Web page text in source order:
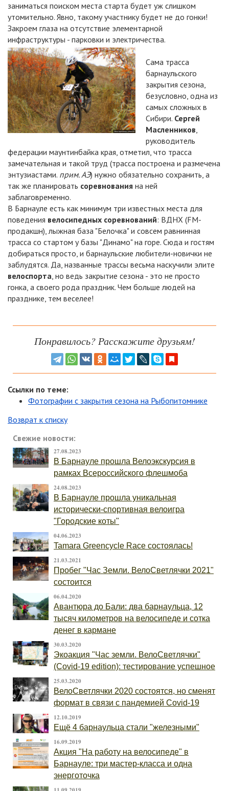
заниматься поиском места старта будет уж слишком
утомительно. Явно, такому участнику будет не до гонки!
Закроем глаза на отсутствие элементарной
инфраструктуры - парковки и электричества.
Сама трасса
барнаульского
закрытия сезона,
безусловно, одна из
самых сложных в
Сибири. Сергей
Масленников,
руководитель
федерации маунтинбайка края, отметил, что трасса
замечательная и такой труд (трасса построена и размечена
энтузиастами. прим. АЭ) нужно обязательно сохранить, а
так же планировать соревнования на ней
заблаговременно.
В Барнауле есть как минимум три известных места для
поведения велосипедных соревнований: ВДНХ (FM-
продакшн), лыжная база "Белочка" и совсем равнинная
трасса со стартом у базы "Динамо" на горе. Сюда и гостям
добираться просто, и барнаульские любители-новички не
заблудятся. Да, названные трассы весьма наскучили элите
велоспорта, но ведь закрытие сезона - это не просто
гонка, а своего рода праздник. Чем больше людей на
празднике, тем веселее!
Понравилось? Расскажите друзьям!
Ссылки по теме:
Фотографии с закрытия сезона на Рыбопитомнике
Возврат к списку
Свежие новости:
27.08.2023
В Барнауле прошла Велоэкскурсия в
рамках Всероссийского флешмоба
24.08.2023
В Барнауле прошла уникальная
исторически-спортивная велоигра
"Городские коты"
04.06.2023
Tamara Greencycle Race состоялась!
21.03.2021
Пробег "Час Земли. ВелоСветлячки 2021"
состоится
06.04.2020
Авантюра до Бали: два барнаульца, 12
тысяч километров на велосипеде и сотка
денег в кармане
30.03.2020
Экоакция "Час земли. ВелоСветлячки"
(Covid-19 edition): тестирование успешное
25.03.2020
ВелоСветлячки 2020 состоятся, но сменят
формат в связи с пандемией Covid-19
12.10.2019
Ещё 4 барнаульца стали "железными"
16.09.2019
Акция "На работу на велосипеде" в
Барнауле: три мастер-класса и одна
энерготочка